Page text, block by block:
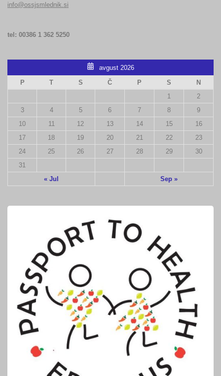
info@ossjsmlednik.si
tel: 00386 1 362 5250
avgust 2026
P
T S Č P S
N
1
2
3
4 5 6 7 8
9
10
11 12 13 14 15
16
17
18 19 20 21 22
23
24
25 26 27 28 29
30
31
« Jul
Sep »